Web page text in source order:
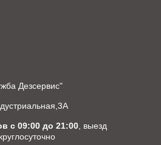
Дезсервис"
с 09:00 до 21:00 , выезд